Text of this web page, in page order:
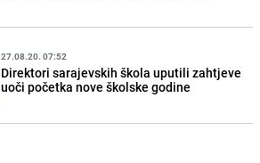
27.08.20. 07:52
Direktori sarajevskih škola uputili zahtjeve
uoči početka nove školske godine